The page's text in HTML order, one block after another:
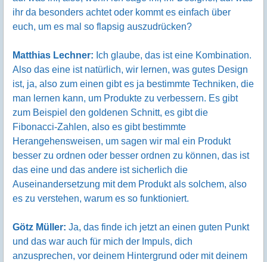
ihr da besonders achtet oder kommt es einfach über
euch, um es mal so flapsig auszudrücken?
Matthias Lechner: Ich glaube, das ist eine Kombination.
Also das eine ist natürlich, wir lernen, was gutes Design
ist, ja, also zum einen gibt es ja bestimmte Techniken, die
man lernen kann, um Produkte zu verbessern. Es gibt
zum Beispiel den goldenen Schnitt, es gibt die
Fibonacci-Zahlen, also es gibt bestimmte
Herangehensweisen, um sagen wir mal ein Produkt
besser zu ordnen oder besser ordnen zu können, das ist
das eine und das andere ist sicherlich die
Auseinandersetzung mit dem Produkt als solchem, also
es zu verstehen, warum es so funktioniert.
Götz Müller: Ja, das finde ich jetzt an einen guten Punkt
und das war auch für mich der Impuls, dich
anzusprechen, vor deinem Hintergrund oder mit deinem